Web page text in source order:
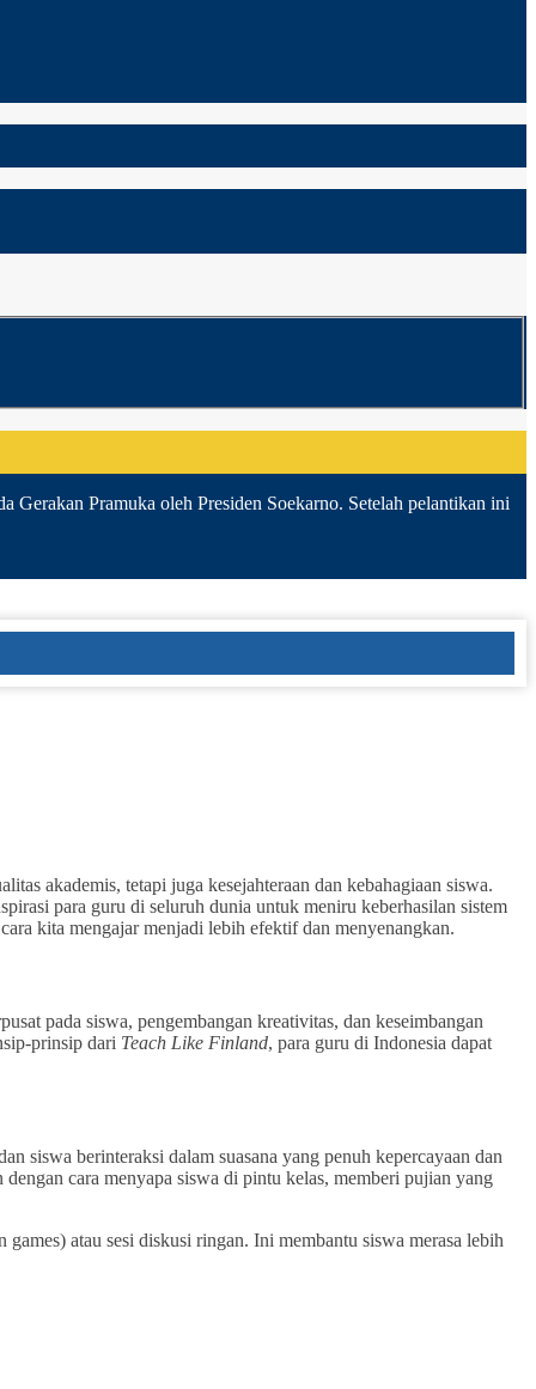
Gerakan Pramuka oleh Presiden Soekarno. Setelah pelantikan ini
akademis, tetapi juga kesejahteraan dan kebahagiaan siswa.
para guru di seluruh dunia untuk meniru keberhasilan sistem
kita mengajar menjadi lebih efektif dan menyenangkan.
pada siswa, pengembangan kreativitas, dan keseimbangan
prinsip dari Teach Like Finland, para guru di Indonesia dapat
siswa berinteraksi dalam suasana yang penuh kepercayaan dan
cara menyapa siswa di pintu kelas, memberi pujian yang
atau sesi diskusi ringan. Ini membantu siswa merasa lebih